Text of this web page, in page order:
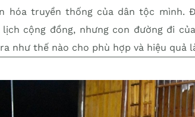
hóa truyền thống của dân tộc mình.
cộng đồng, nhưng con đường đi
như thế nào cho phù hợp và hiệu quả